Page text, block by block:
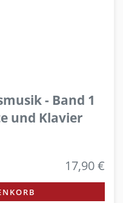
- Band 1
und Klavier
17,90 €